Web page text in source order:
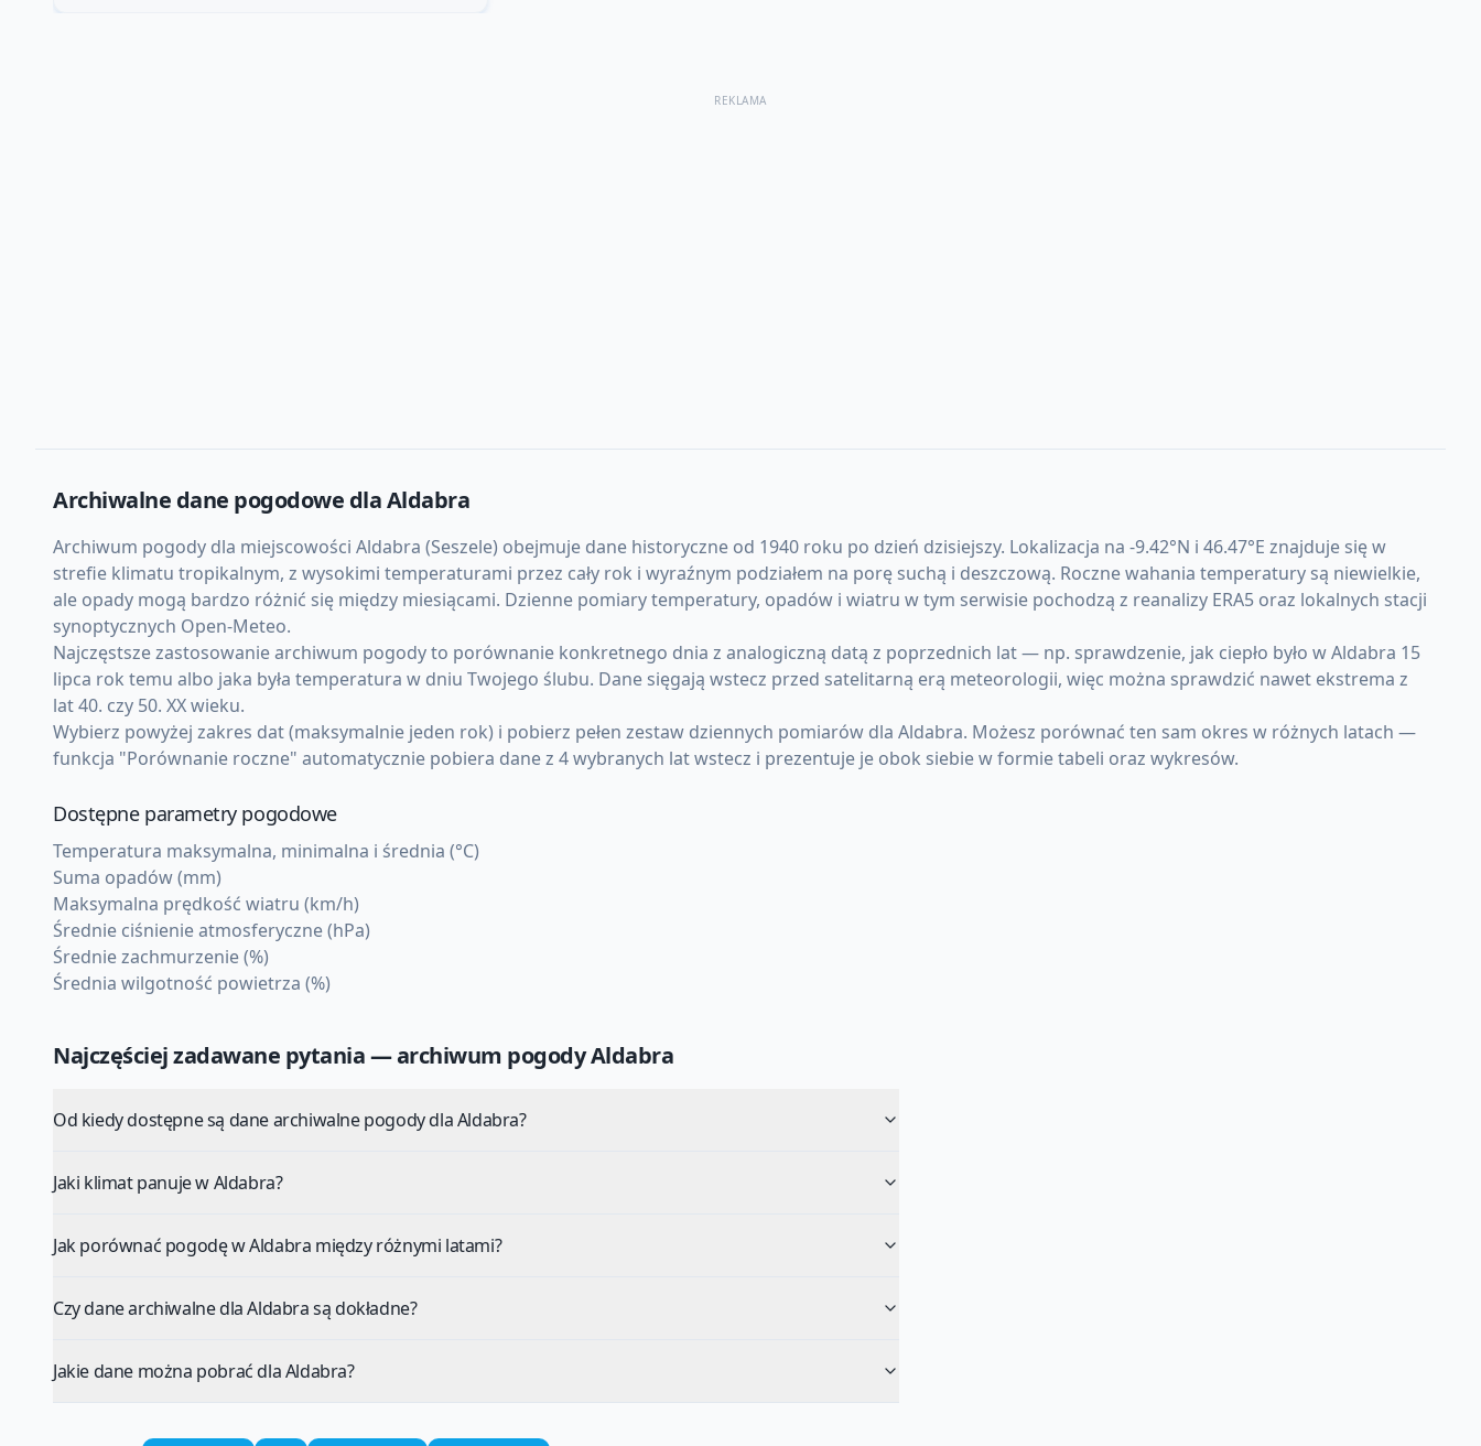
REKLAMA
Archiwalne dane pogodowe dlaAldabra
Archiwum pogody dla miejscowości Aldabra (Seszele) obejmuje dane historyczne od 1940 roku po dzień dzisiejszy. Lokalizacja na -9.42°N i 46.47°E znajduje się w
strefie klimatu tropikalnym, z wysokimi temperaturami przez cały rok i wyraźnym podziałem na porę suchą i deszczową. Roczne wahania temperatury są niewielkie,
ale opady mogą bardzo różnić się między miesiącami. Dzienne pomiary temperatury, opadów i wiatru w tym serwisie pochodzą z reanalizy ERA5 oraz lokalnych stacji
synoptycznych Open-Meteo.
Najczęstsze zastosowanie archiwum pogody to porównanie konkretnego dnia z analogiczną datą z poprzednich lat — np. sprawdzenie, jak ciepło było w Aldabra 15
lipca rok temu albo jaka była temperatura w dniu Twojego ślubu. Dane sięgają wstecz przed satelitarną erą meteorologii, więc można sprawdzić nawet ekstrema z
lat 40. czy 50. XX wieku.
Wybierz powyżej zakres dat (maksymalnie jeden rok) i pobierz pełen zestaw dziennych pomiarów dla Aldabra. Możesz porównać ten sam okres w różnych latach —
funkcja "Porównanie roczne" automatycznie pobiera dane z 4 wybranych lat wstecz i prezentuje je obok siebie w formie tabeli oraz wykresów.
Dostępne parametry pogodowe
Temperatura maksymalna, minimalna i średnia (°C)
Suma opadów (mm)
Maksymalna prędkość wiatru (km/h)
Średnie ciśnienie atmosferyczne (hPa)
Średnie zachmurzenie (%)
Średnia wilgotność powietrza (%)
Najczęściej zadawane pytania — archiwum pogodyAldabra
Od kiedy dostępne są dane archiwalne pogody dla Aldabra?
Jaki klimat panuje w Aldabra?
Jak porównać pogodę w Aldabra między różnymi latami?
Czy dane archiwalne dla Aldabra są dokładne?
Jakie dane można pobrać dla Aldabra?